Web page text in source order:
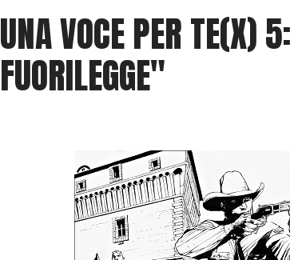
UNA VOCE PER TE(X)
FUORILEGGE"